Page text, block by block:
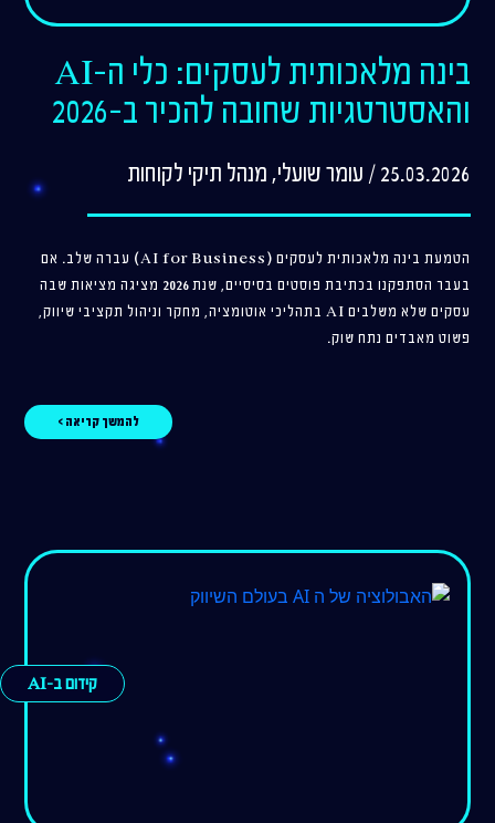
בינה מלאכותית לעסקים: כלי ה-AI
והאסטרטגיות שחובה להכיר ב-2026
25.03.2026 / עומר שועלי, מנהל תיקי לקוחות
הטמעת בינה מלאכותית לעסקים (AI for Business) עברה שלב. אם
בעבר הסתפקנו בכתיבת פוסטים בסיסיים, שנת 2026 מציגה מציאות שבה
עסקים שלא משלבים AI בתהליכי אוטומציה, מחקר וניהול תקציבי שיווק,
פשוט מאבדים נתח שוק.
להמשך קריאה >
קידום ב-AI